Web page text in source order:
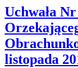
Uchwała
listopada